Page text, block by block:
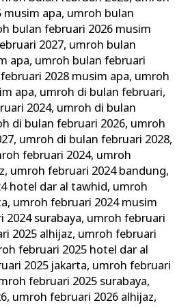
musim apa, umroh bulan
bulan februari 2026 musim
2027, umroh bulan
apa, umroh bulan februari
2028 musim apa, umroh
apa, umroh di bulan februari,
2024, umroh di bulan
di bulan februari 2026, umroh
, umroh di bulan februari 2028,
februari 2024, umroh
, umroh februari 2024 bandung,
hotel dar al tawhid, umroh
, umroh februari 2024 musim
2024 surabaya, umroh februari
2025 alhijaz, umroh februari
februari 2025 hotel dar al
2025 jakarta, umroh februari
februari 2025 surabaya,
, umroh februari 2026 alhijaz,